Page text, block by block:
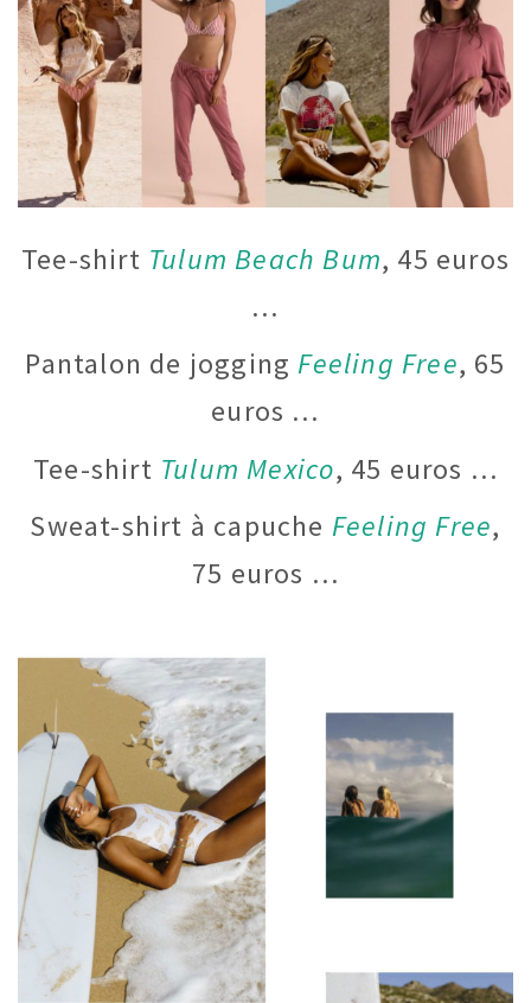
Tee-shirt Tulum Beach Bum, 45 euros
…
Pantalon de jogging Feeling Free, 65
euros …
Tee-shirt Tulum Mexico, 45 euros …
Sweat-shirt à capuche Feeling Free,
75 euros …